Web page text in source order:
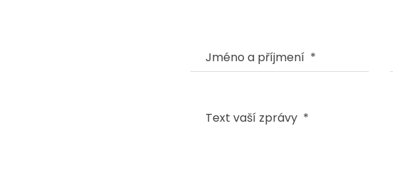
Jméno a příjmení *
Text vaší zprávy *